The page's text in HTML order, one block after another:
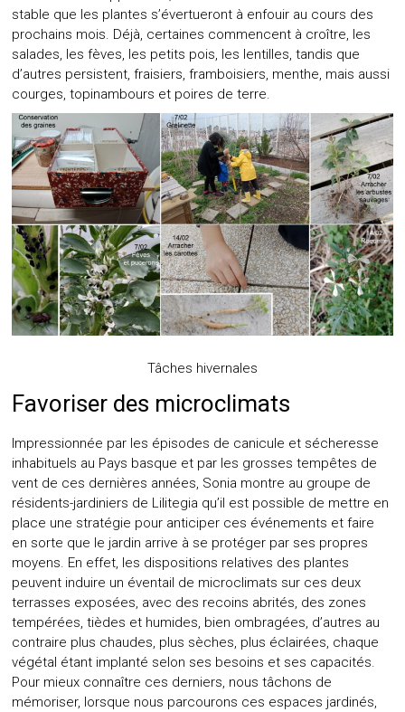
stable que les plantes s’évertueront à enfouir au cours des
prochains mois. Déjà, certaines commencent à croître, les
salades, les fèves, les petits pois, les lentilles, tandis que
d’autres persistent, fraisiers, framboisiers, menthe, mais aussi
courges, topinambours et poires de terre.
Tâches hivernales
Favoriser des microclimats
Impressionnée par les épisodes de canicule et sécheresse
inhabituels au Pays basque et par les grosses tempêtes de
vent de ces dernières années, Sonia montre au groupe de
résidents-jardiniers de Lilitegia qu’il est possible de mettre en
place une stratégie pour anticiper ces événements et faire
en sorte que le jardin arrive à se protéger par ses propres
moyens. En effet, les dispositions relatives des plantes
peuvent induire un éventail de microclimats sur ces deux
terrasses exposées, avec des recoins abrités, des zones
tempérées, tièdes et humides, bien ombragées, d’autres au
contraire plus chaudes, plus sèches, plus éclairées, chaque
végétal étant implanté selon ses besoins et ses capacités.
Pour mieux connaître ces derniers, nous tâchons de
mémoriser, lorsque nous parcourons ces espaces jardinés,